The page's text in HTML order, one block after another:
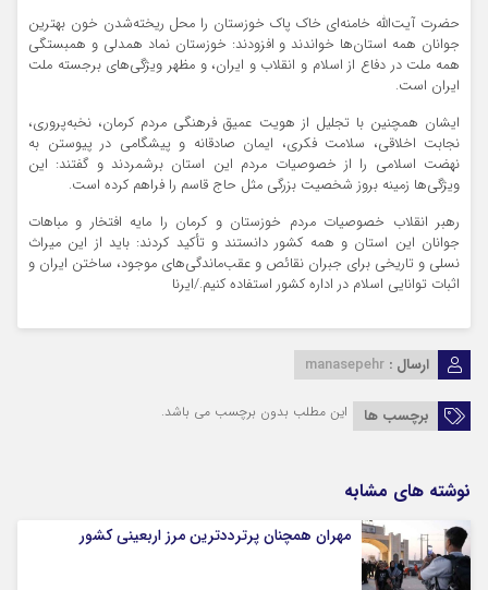
حضرت آیت‌الله خامنه‌ای خاک پاک خوزستان را محل ریخته‌شدن خون بهترین
جوانان همه استان‌ها خواندند و افزودند: خوزستان نماد همدلی و همبستگی
همه ملت در دفاع از اسلام و انقلاب و ایران، و مظهر ویژگی‌های برجسته ملت
ایران است.
ایشان همچنین با تجلیل از هویت عمیق فرهنگی مردم کرمان، نخبه‌پروری،
نجابت اخلاقی، سلامت فکری، ایمان صادقانه و پیشگامی در پیوستن به
نهضت اسلامی را از خصوصیات مردم این استان برشمردند و گفتند: این
ویژگی‌ها زمینه بروز شخصیت بزرگی مثل حاج قاسم را فراهم کرده است.
رهبر انقلاب خصوصیات مردم خوزستان و کرمان را مایه افتخار و مباهات
جوانان این استان و همه کشور دانستند و تأکید کردند: باید از این میراث
نسلی و تاریخی برای جبران نقائص و عقب‌ماندگی‌های موجود، ساختن ایران و
اثبات توانایی اسلام در اداره کشور استفاده کنیم./ایرنا
ارسال : manasepehr
برچسب ها این مطلب بدون برچسب می باشد.
نوشته های مشابه
مهران همچنان پرترددترین مرز اربعینی کشور